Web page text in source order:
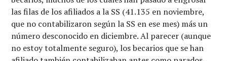
las filas de los afiliados a la SS (41.135 en noviembre,
que no contabilizaron según la SS en ese mes) más un
número desconocido en diciembre. Al parecer (aunque
no estoy totalmente seguro), los becarios que se han